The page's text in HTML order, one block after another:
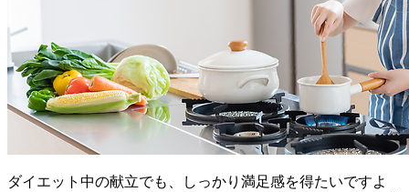
ダイエット中の献立でも、しっかり満足感を得たいですよ